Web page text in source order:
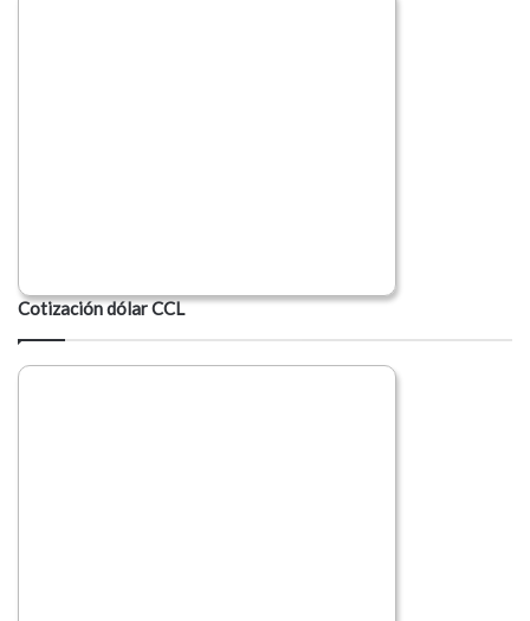
Cotización dólar CCL